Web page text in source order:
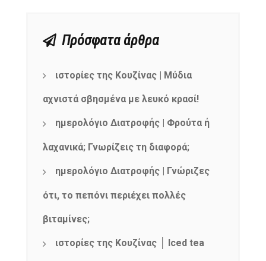
Πρόσφατα άρθρα
ιστορίες της Κουζίνας | Μύδια
αχνιστά σβησμένα με λευκό κρασί!
ημερολόγιο Διατροφής | Φρούτα ή
λαχανικά; Γνωρίζεις τη διαφορά;
ημερολόγιο Διατροφής | Γνώριζες
ότι, το πεπόνι περιέχει πολλές
βιταμίνες;
ιστορίες της Κουζίνας │ Iced tea